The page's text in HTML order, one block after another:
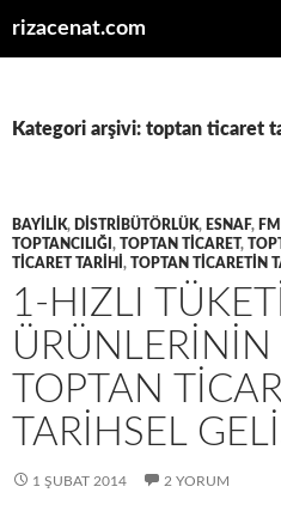
rizacenat.com
Kategori arşivi: toptan ticaret
BAYILIK, DISTRIBÜTÖRLÜK, ESNAF,
TOPTANCILIĞI , TOPTAN TICARET,
TICARET TARIHI , TOPTAN TICARETIN
1-HIZLI
TOPTAN
TARIHSEL
1 ŞUBAT 2014 2 YORUM